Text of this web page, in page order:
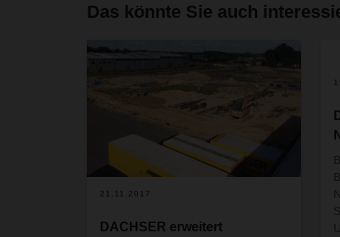
Das könnte Sie auch
21.11.2017
DACHSER erweitert